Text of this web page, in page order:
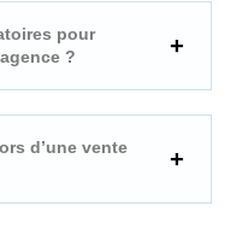
pour
?
d’une vente